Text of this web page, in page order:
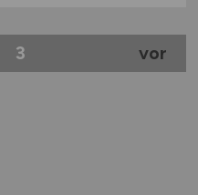
3 vor